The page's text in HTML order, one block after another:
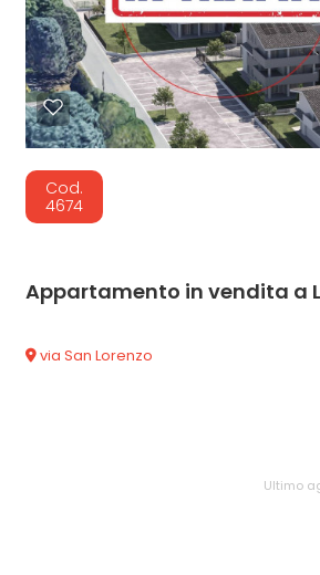
Cod.
4674
Appartamento in vendita a
via San Lorenzo
Ultimo